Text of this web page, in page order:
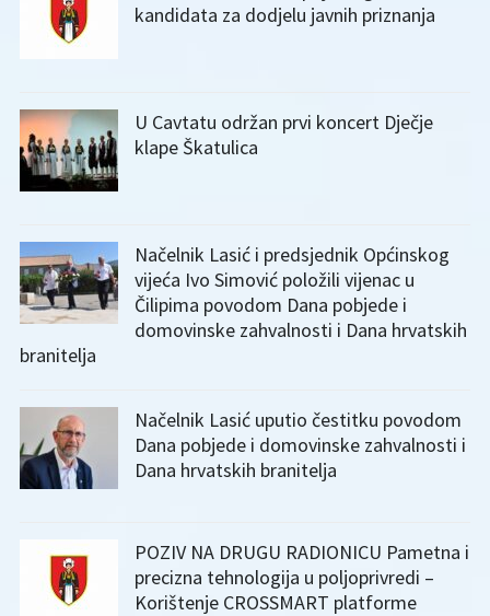
kandidata za dodjelu javnih priznanja
U Cavtatu održan prvi koncert Dječje
klape Škatulica
Načelnik Lasić i predsjednik Općinskog
vijeća Ivo Simović položili vijenac u
Čilipima povodom Dana pobjede i
domovinske zahvalnosti i Dana hrvatskih
branitelja
Načelnik Lasić uputio čestitku povodom
Dana pobjede i domovinske zahvalnosti i
Dana hrvatskih branitelja
POZIV NA DRUGU RADIONICU Pametna i
precizna tehnologija u poljoprivredi –
Korištenje CROSSMART platforme